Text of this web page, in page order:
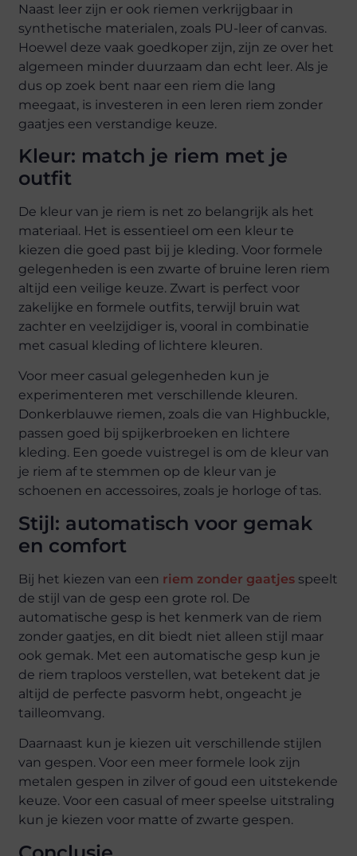
Naast leer zijn er ook riemen verkrijgbaar in
synthetische materialen, zoals PU-leer of canvas.
Hoewel deze vaak goedkoper zijn, zijn ze over het
algemeen minder duurzaam dan echt leer. Als je
dus op zoek bent naar een riem die lang
meegaat, is investeren in een leren riem zonder
gaatjes een verstandige keuze.
Kleur: match je riem met je
outfit
De kleur van je riem is net zo belangrijk als het
materiaal. Het is essentieel om een kleur te
kiezen die goed past bij je kleding. Voor formele
gelegenheden is een zwarte of bruine leren riem
altijd een veilige keuze. Zwart is perfect voor
zakelijke en formele outfits, terwijl bruin wat
zachter en veelzijdiger is, vooral in combinatie
met casual kleding of lichtere kleuren.
Voor meer casual gelegenheden kun je
experimenteren met verschillende kleuren.
Donkerblauwe riemen, zoals die van Highbuckle,
passen goed bij spijkerbroeken en lichtere
kleding. Een goede vuistregel is om de kleur van
je riem af te stemmen op de kleur van je
schoenen en accessoires, zoals je horloge of tas.
Stijl: automatisch voor gemak
en comfort
Bij het kiezen van een riem zonder gaatjes speelt
de stijl van de gesp een grote rol. De
automatische gesp is het kenmerk van de riem
zonder gaatjes, en dit biedt niet alleen stijl maar
ook gemak. Met een automatische gesp kun je
de riem traploos verstellen, wat betekent dat je
altijd de perfecte pasvorm hebt, ongeacht je
tailleomvang.
Daarnaast kun je kiezen uit verschillende stijlen
van gespen. Voor een meer formele look zijn
metalen gespen in zilver of goud een uitstekende
keuze. Voor een casual of meer speelse uitstraling
kun je kiezen voor matte of zwarte gespen.